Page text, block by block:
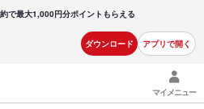
で最大1,000円分ポイントもらえる
ダウンロード アプリで開く
マイメニュー